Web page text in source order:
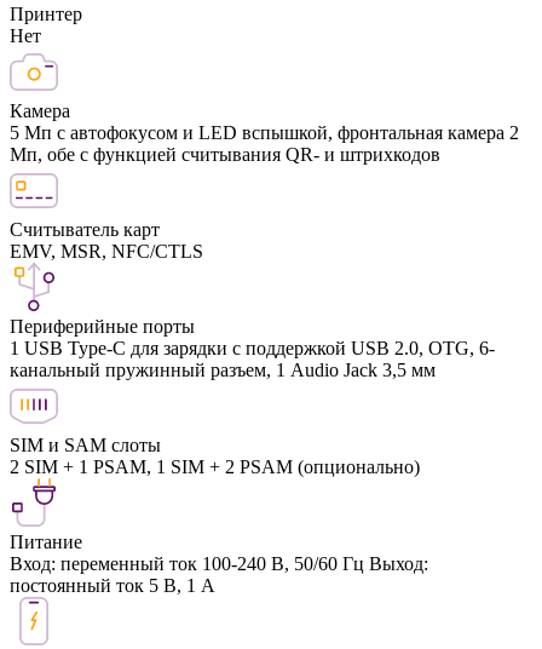
Принтер
Нет
Камера
5 Мп с автофокусом и LED вспышкой, фронтальная камера 2
Mп, обе с функцией считывания QR- и штрихкодов
Считыватель карт
EMV, MSR, NFC/CTLS
Периферийные порты
1 USB Type-C для зарядки с поддержкой USB 2.0, OTG, 6-
канальный пружинный разъем, 1 Audio Jack 3,5 мм
SIM и SAM слоты
2 SIM + 1 PSAM, 1 SIM + 2 PSAM (опционально)
Питание
Вход: переменный ток 100-240 В, 50/60 Гц Выход:
постоянный ток 5 В, 1 А